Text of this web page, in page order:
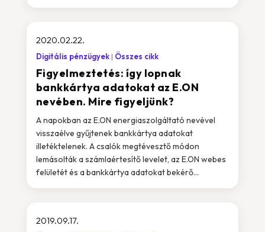
Figyelmeztetés: így lopnak
bankkártya adatokat az E.ON
nevében. Mire figyeljünk?
2020.02.22.
Digitális pénzügyek Összes cikk
A napokban az E.ON energiaszolgáltató nevével
visszaélve gyűjtenek bankkártya adatokat
illetéktelenek. A csalók megtévesztő módon
lemásolták a számlaértesítő levelet, az E.ON webes
felületét és a bankkártya adatokat bekérő...
2019.09.17.